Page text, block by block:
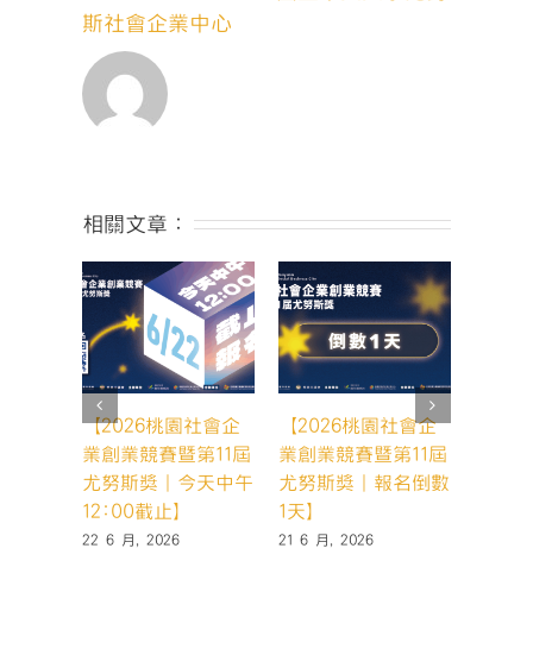
賽
第
屆
獎」
掘
社
企
星
力
量〉
中
斯社會企業中心
相關文章：
【2026桃園社會企
業創業競賽暨第11屆
尤努斯獎｜今天中午
12:00截止】
22 6 月, 2026
【2026桃園社會企
業創業競賽暨第11屆
尤努斯獎｜報名倒數
1天】
21 6 月, 2026